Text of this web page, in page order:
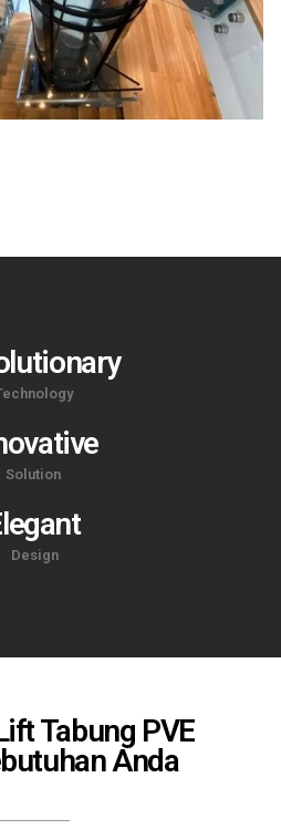
Solution
Design
Tabung PVE
Anda